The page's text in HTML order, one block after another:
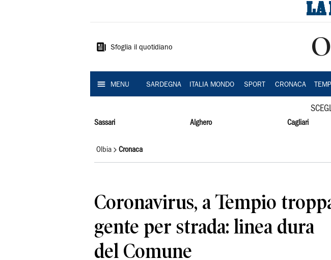
Sardegna
Sfoglia il quotidiano
MENU SARDEGNA ITALIA MONDO SPORT CRONACA
Sassari Alghero Cagliari
Olbia Cronaca
Coronavirus, a Tempio
gente per strada: linea dura
del Comune